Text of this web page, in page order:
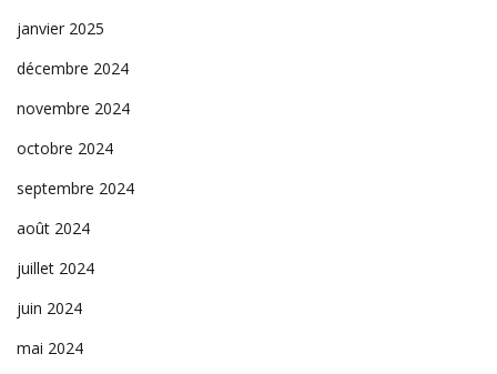
janvier 2025
décembre 2024
novembre 2024
octobre 2024
septembre 2024
août 2024
juillet 2024
juin 2024
mai 2024